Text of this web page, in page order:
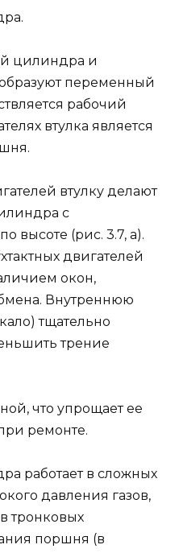
цилиндра и
переменный
рабочий
втулка является
втулку делают
с
высоте (рис. 3.7, а).
двигателей
окон,
Внутреннюю
тщательно
трение
что упрощает ее
ремонте.
работает в сложных
давления газов,
тронковых
поршня (в